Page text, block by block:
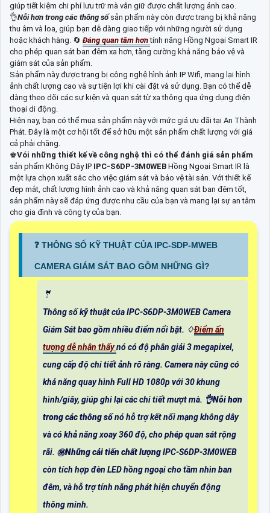
giúp tiết kiệm chi phí lưu trữ mà vẫn giữ được chất lượng ảnh cao.
👌Nỗi hơn trong các thông sốsản phẩm này còn được trang bị khả năng
thu âm và loa, giúp bạn dễ dàng giao tiếp với những người sử dụng
hoặc khách hàng. 🔄 Đáng quan tâm hơntính năng Hồng Ngoại Smart IR
cho phép quan sát ban đêm xa hơn, tăng cường khả năng bảo vệ và
giám sát của sản phẩm.
Sản phẩm này được trang bị công nghệ hình ảnh IP Wifi, mang lại hình
ảnh chất lượng cao và sự tiện lợi khi cài đặt và sử dụng. Bạn có thể dễ
dàng theo dõi các sự kiện và quan sát từ xa thông qua ứng dụng điện
thoại di động.
Hiện nay, bạn có thể mua sản phẩm này với mức giá ưu đãi tại An Thành
Phát. Đây là một cơ hội tốt để sở hữu một sản phẩm chất lượng với giá
cả phải chăng.
♚Vói những thiết kế về công nghệ thì có thể đánh giá sản phẩm
sản phẩm Không Dây IP IPC-S6DP-3M0WEB Hồng Ngoại Smart IR là
một lựa chọn xuất sắc cho việc giám sát và bảo vệ tài sản. Với thiết kế
đẹp mắt, chất lượng hình ảnh cao và khả năng quan sát ban đêm tốt,
sản phẩm này sẽ đáp ứng được nhu cầu của bạn và mang lại sự an tâm
cho gia đình và công ty của bạn.
️❓ THÔNG SỐ KỸ THUẬT CỦA IPC-SDP-MWEB
CAMERA GIÁM SÁT BAO GỒM NHỮNG GÌ?
🤵
Thông số kỹ thuật của IPC-S6DP-3M0WEB Camera
Giám Sát bao gồm nhiều điểm nổi bật. ♢Điểm ấn
tượng dễ nhận thấynó có độ phân giải 3 megapixel,
cung cấp độ chi tiết ảnh rõ ràng. Camera này cũng có
khả năng quay hình Full HD 1080p với 30 khung
hình/giây, giúp ghi lại các chi tiết mượt mà. 👌Nỗi hơn
trong các thông sốnó hỗ trợ kết nối mạng không dây
và có khả năng xoay 360 độ, cho phép quan sát rộng
rãi. ㊙️Những cải tiến chất lượngIPC-S6DP-3M0WEB
còn tích hợp đèn LED hồng ngoại cho tầm nhìn ban
đêm, và hỗ trợ tính năng phát hiện chuyển động
thông minh.